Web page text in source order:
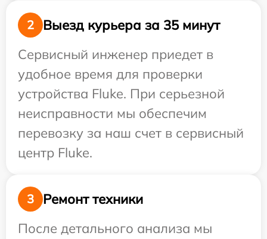
2
Выезд курьера за 35 минут
Сервисный инженер приедет в
удобное время для проверки
устройства Fluke. При серьезной
неисправности мы обеспечим
перевозку за наш счет в сервисный
центр Fluke.
3
Ремонт техники
После детального анализа мы